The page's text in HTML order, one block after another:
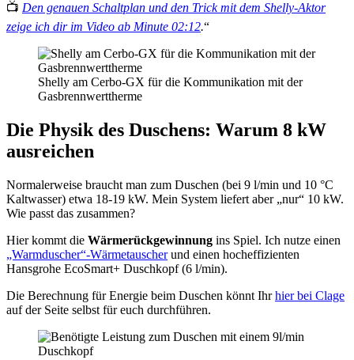
📺 Den genauen Schaltplan und den Trick mit dem Shelly-Aktor
zeige ich dir im Video ab Minute 02:12.“
Shelly am Cerbo-GX für die Kommunikation mit der
Gasbrennwerttherme
Die Physik des Duschens: Warum 8 kW
ausreichen
Normalerweise braucht man zum Duschen (bei 9 l/min und 10 °C
Kaltwasser) etwa 18-19 kW. Mein System liefert aber „nur“ 10 kW.
Wie passt das zusammen?
Hier kommt die Wärmerückgewinnung ins Spiel. Ich nutze einen
„Warmduscher“-Wärmetauscherund einen hocheffizienten
Hansgrohe EcoSmart+ Duschkopf (6 l/min).
Die Berechnung für Energie beim Duschen könnt Ihrhier bei Clage
auf der Seite selbst für euch durchführen.